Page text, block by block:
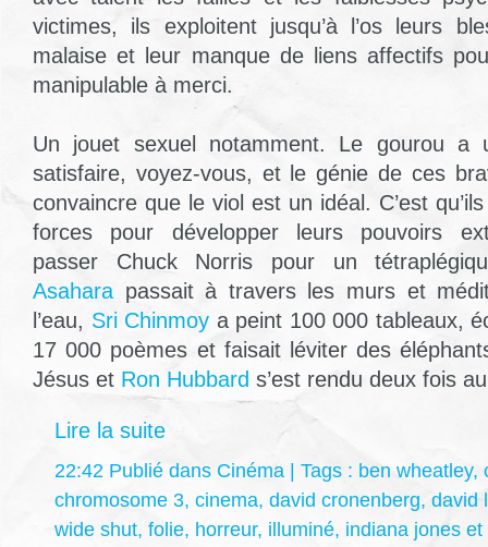
victimes, ils exploitent jusqu’à l’os leurs
malaise et leur manque de liens affectifs
manipulable à merci.
Un jouet sexuel notamment. Le gourou a
satisfaire, voyez-vous, et le génie de ces
convaincre que le viol est un idéal. C’est
forces pour développer leurs pouvoirs
passer Chuck Norris pour un
Asahara passait à travers les murs et
l’eau, Sri Chinmoy a peint 100 000 tableaux,
17 000 poèmes et faisait léviter des
Jésus et Ron Hubbard s’est rendu deux fois
Lire la suite
22:42 Publié dans Cinéma | Tags : ben wheatley,
chromosome 3, cinema, david cronenberg, david
wide shut, folie, horreur, illuminé, indiana jones